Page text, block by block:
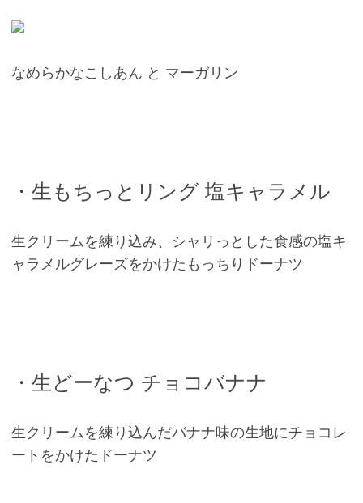
なめらかなこしあん と マーガリン
・生もちっとリング 塩キャラメル
生クリームを練り込み、シャリっとした食感の塩キ
ャラメルグレーズをかけたもっちりドーナツ
・生どーなつ チョコバナナ
生クリームを練り込んだバナナ味の生地にチョコレ
ートをかけたドーナツ